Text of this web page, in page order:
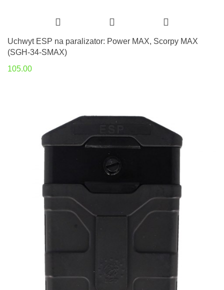
Uchwyt ESP na paralizator: Power MAX, Scorpy MAX
(SGH-34-SMAX)
105.00